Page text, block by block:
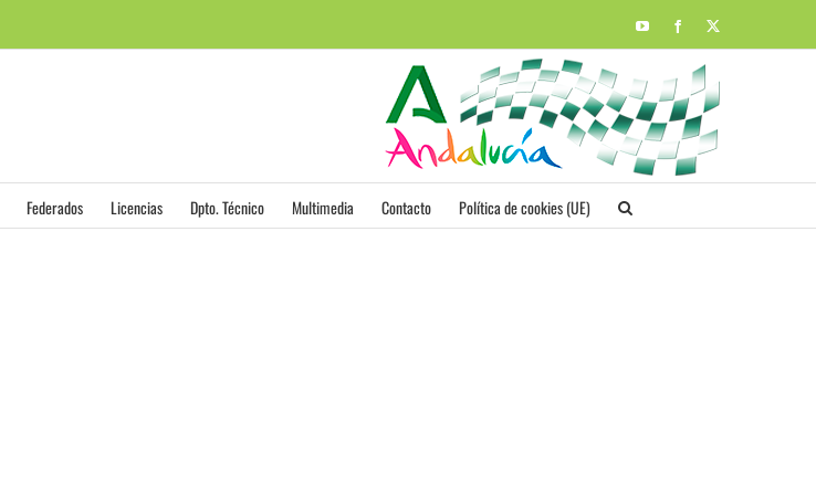
YouTubeFacebook
Federados Licencias Dpto. Técnico Multimedia Contacto Política de cookies (UE)